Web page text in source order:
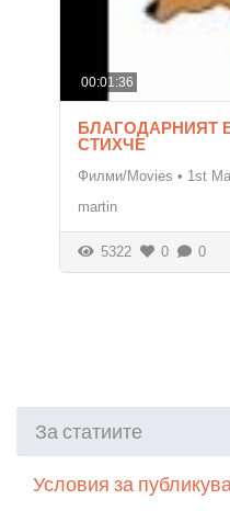
00:01:36
БЛАГОДАРНИЯТ
СТИХЧЕ
Филми/Movies • 1st
martin
5322 0 0
За статиите
Условия за